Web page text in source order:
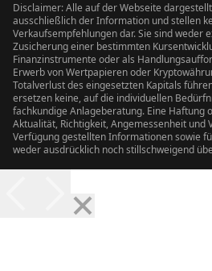
Disclaimer: Alle auf der Webseite
ausschließlich der Information und stellen
Verkaufsempfehlungen dar. Sie sind weder
Zusicherung einer bestimmten
Finanzinstrumente oder als
Erwerb von Wertpapieren oder
Totalverlust des eingesetzten Kapitals
ersetzen keine, auf die individuellen
fachkundige Anlageberatung. Eine Haftung
Aktualität, Richtigkeit, Angemessenheit und
Verfügung gestellten Informationen sowie
weder ausdrücklich noch stillschweigend